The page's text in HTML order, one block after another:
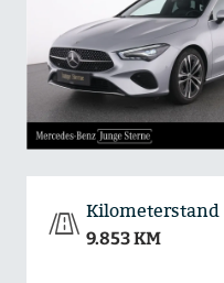
Kilometerstand
9.853 KM